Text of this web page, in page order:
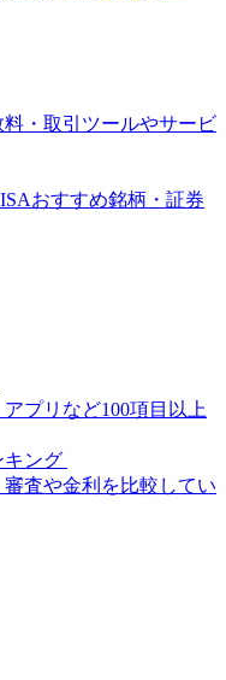
・取引ツールやサービ
おすすめ銘柄・証券
プリなど100項目以上
キング
査や金利を比較してい